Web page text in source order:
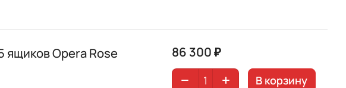
ящиков Opera Rose
86 300 ₽
В корзину